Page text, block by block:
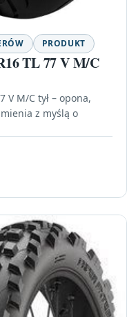
PRODUKT
TL 77 V M/C
V M/C tył – opona,
z myślą o